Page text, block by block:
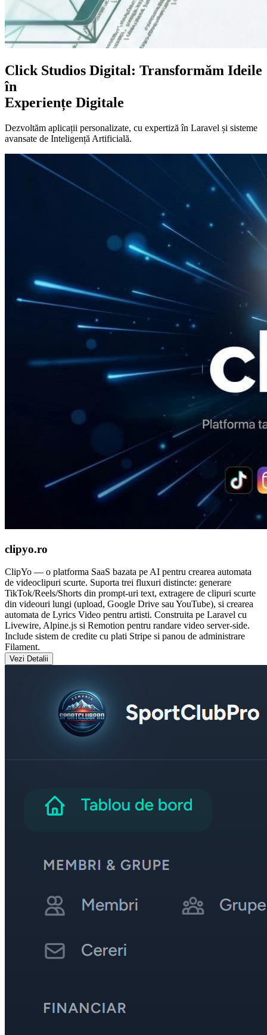
Click Studios Digital: Transformăm Ideile
în
Experiențe Digitale
Dezvoltăm aplicații personalizate, cu expertiză în Laravel și sisteme
avansate de Inteligență Artificială.
clipyo.ro
ClipYo — o platforma SaaS bazata pe AI pentru crearea automata
de videoclipuri scurte. Suporta trei fluxuri distincte: generare
TikTok/Reels/Shorts din prompt-uri text, extragere de clipuri scurte
din videouri lungi (upload, Google Drive sau YouTube), si crearea
automata de Lyrics Video pentru artisti. Construita pe Laravel cu
Livewire, Alpine.js si Remotion pentru randare video server-side.
Include sistem de credite cu plati Stripe si panou de administrare
Filament.
Vezi Detalii